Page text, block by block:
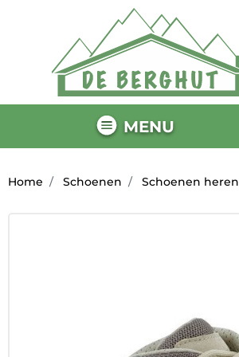
MENU
Home Schoenen Schoenen heren